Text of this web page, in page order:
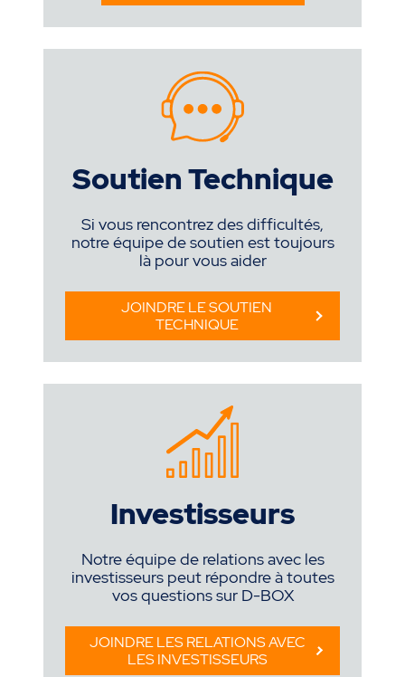
Soutien Technique
Si vous rencontrez des difficultés,
notre équipe de soutien est toujours
là pour vous aider
JOINDRE LE SOUTIEN
TECHNIQUE
Investisseurs
Notre équipe de relations avec les
investisseurs peut répondre à toutes
vos questions sur D-BOX
JOINDRE LES RELATIONS AVEC
LES INVESTISSEURS